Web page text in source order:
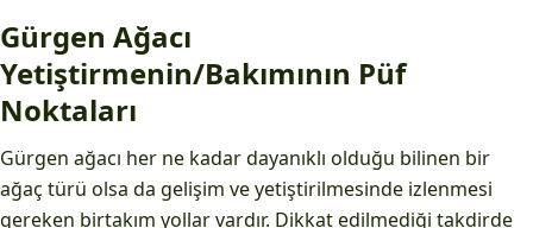
Gürgen Ağacı
Yetiştirmenin/Bakımının Püf
Noktaları
Gürgen ağacı her ne kadar dayanıklı olduğu bilinen bir
ağaç türü olsa da gelişim ve yetiştirilmesinde izlenmesi
gereken birtakım yollar vardır. Dikkat edilmediği takdirde